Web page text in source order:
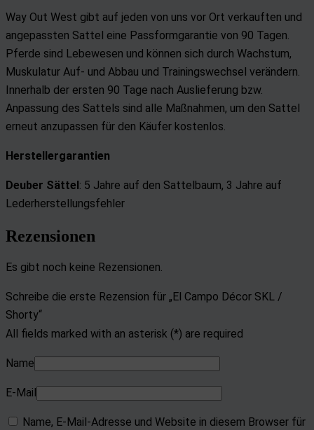
Way Out West gibt auf jeden von uns vor Ort verkauften und
angepassten Sattel eine Passformgarantie von 90 Tagen.
Pferde sind Lebewesen und können sich durch Wachstum,
Muskulatur Auf- und Abbau und Trainingswechsel verändern.
Innerhalb der ersten 90 Tage nach Auslieferung bzw.
Anpassung des Sattels sind alle Maßnahmen, um den Sattel
erneut anzupassen für den Käufer kostenlos.
Herstellergarantien
Deuber Sättel: 5 Jahre auf den Sattelbaum, 3 Jahre auf
Lederherstellungsfehler
Rezensionen
Es gibt noch keine Rezensionen.
Schreibe die erste Rezension für „El Campo Décor SKL /
Shorty“
All fields marked with an asterisk (*) are required
Name
E-Mail
Name, E-Mail-Adresse und Website in diesem Browser für